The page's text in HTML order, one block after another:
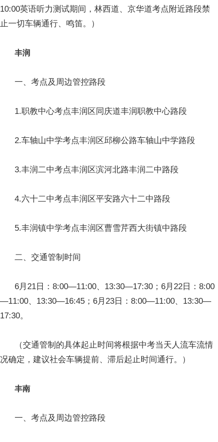
10:00英语听力测试期间，林西道、京华道考点附近路段禁
止一切车辆通行、鸣笛。）
丰润
一、考点及周边管控路段
1.职教中心考点丰润区同庆道丰润职教中心路段
2.车轴山中学考点丰润区邱柳公路车轴山中学路段
3.丰润二中考点丰润区滨河北路丰润二中路段
4.六十二中考点丰润区平安路六十二中路段
5.丰润镇中学考点丰润区曹雪芹西大街镇中路段
二、交通管制时间
6月21日：8:00—11:00、13:30—17:30；6月22日：8:00
—11:00、13:30—16:45；6月23日：8:00—11:00、13:30—
17:30。
（交通管制的具体起止时间将根据中考当天人流车流情
况确定，建议社会车辆提前、滞后起止时间通行。）
丰南
一、考点及周边管控路段